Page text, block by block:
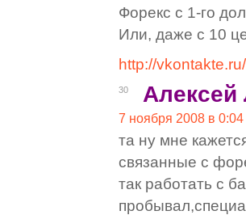
Форекс с 1-го
Или, даже с 10
http://
30 Алексей
7 ноября 2008 в 0:04
та ну мне
связанные с
так работать с